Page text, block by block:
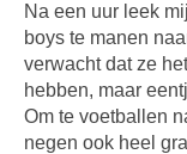
Na een uur leek
boys te manen
verwacht dat ze
hebben, maar
Om te voetballen
negen ook heel